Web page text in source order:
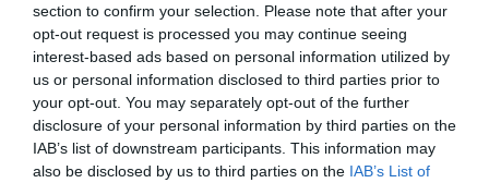
section to confirm your selection. Please note that after your
opt-out request is processed you may continue seeing
interest-based ads based on personal information utilized by
us or personal information disclosed to third parties prior to
your opt-out. You may separately opt-out of the further
disclosure of your personal information by third parties on the
IAB’s list of downstream participants. This information may
also be disclosed by us to third parties on the IAB’s List of